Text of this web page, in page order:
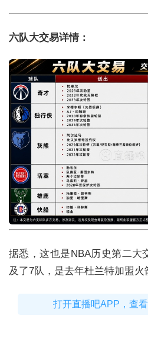
六队大交易详情：
据悉，这也是NBA历史第二大
及了7队，是去年杜兰特加盟火
打开直播吧APP，查